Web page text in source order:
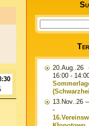
20.Aug..26
16:00 -
13.Nov..26 –
-